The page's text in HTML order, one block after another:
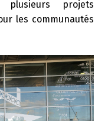
plusieurs projets
les communautés